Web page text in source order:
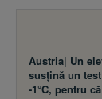
Austria| Un
susţină un
-1°C, pentru